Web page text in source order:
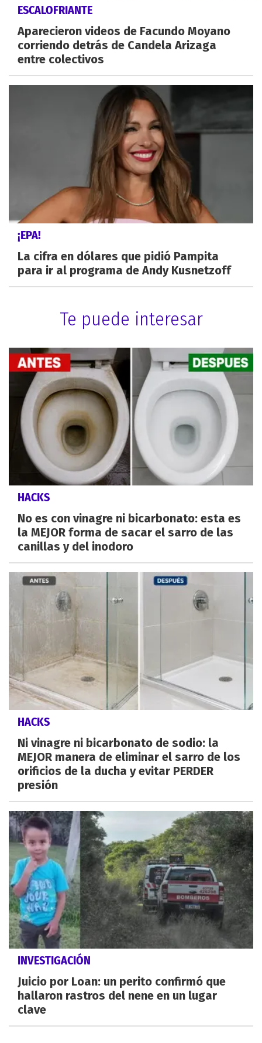
ESCALOFRIANTE
Aparecieron videos de Facundo Moyano
corriendo detrás de Candela Arizaga
entre colectivos
¡EPA!
La cifra en dólares que pidió Pampita
para ir al programa de Andy Kusnetzoff
Te puede interesar
HACKS
No es con vinagre ni bicarbonato: esta es
la MEJOR forma de sacar el sarro de las
canillas y del inodoro
HACKS
Ni vinagre ni bicarbonato de sodio: la
MEJOR manera de eliminar el sarro de los
orificios de la ducha y evitar PERDER
presión
INVESTIGACIÓN
Juicio por Loan: un perito confirmó que
hallaron rastros del nene en un lugar
clave